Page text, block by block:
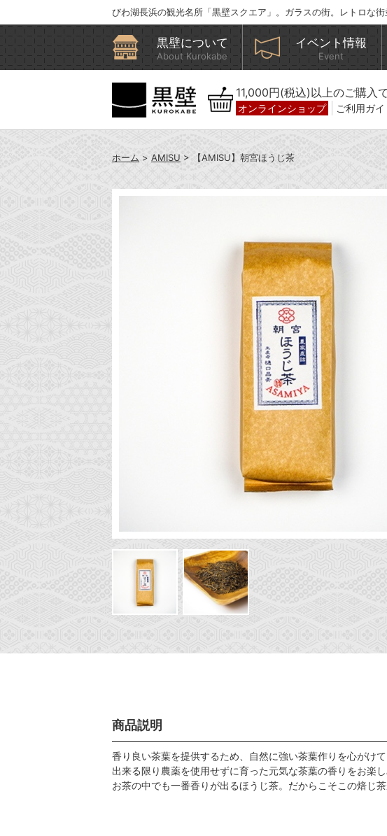
びわ湖長浜の観光名所「黒壁スクエア」。ガラスの街。レトロな
黒壁について
About Kurokabe
イベント情報
Event
11,000円(税込)以上のご購入
オンラインショップ ご利用ガイ
ホーム > AMISU > 【AMISU】朝宮ほうじ茶
商品説明
香り良い茶葉を提供するため、自然に強い茶葉作りを心がけて
出来る限り農薬を使用せずに育った元気な茶葉の香りをお楽し
お茶の中でも一番香りが出るほうじ茶。だからこそこの焙じ